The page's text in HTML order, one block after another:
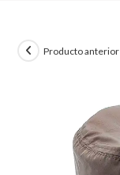
Producto anterior